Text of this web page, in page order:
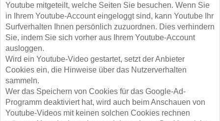
Youtube mitgeteilt, welche Seiten Sie besuchen. Wenn Sie
in Ihrem Youtube-Account eingeloggt sind, kann Youtube Ihr
Surfverhalten Ihnen persönlich zuzuordnen. Dies verhindern
Sie, indem Sie sich vorher aus Ihrem Youtube-Account
ausloggen.
Wird ein Youtube-Video gestartet, setzt der Anbieter
Cookies ein, die Hinweise über das Nutzerverhalten
sammeln.
Wer das Speichern von Cookies für das Google-Ad-
Programm deaktiviert hat, wird auch beim Anschauen von
Youtube-Videos mit keinen solchen Cookies rechnen